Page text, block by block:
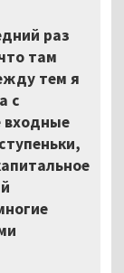
раз
там
тем я
с
входные